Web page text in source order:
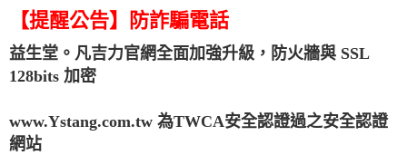
【提醒公告】防詐騙電話
益生堂。凡吉力官網全面加強升級，防火牆與 SSL
128bits 加密
www.Ystang.com.tw 為TWCA安全認證過之安全認證
網站